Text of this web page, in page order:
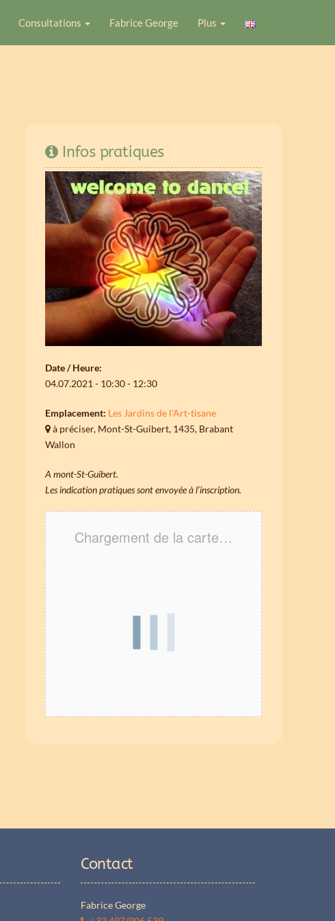
Consultations Fabrice George Plus
Infos pratiques
Date / Heure:
04.07.2021 - 10:30 - 12:30
Emplacement: Les Jardins de l'Art-tisane
à préciser, Mont-St-Guibert, 1435, Brabant
Wallon
A mont-St-Guibert.
Les indication pratiques sont envoyée à l’inscription.
Chargement de la carte…
Contact
Fabrice George